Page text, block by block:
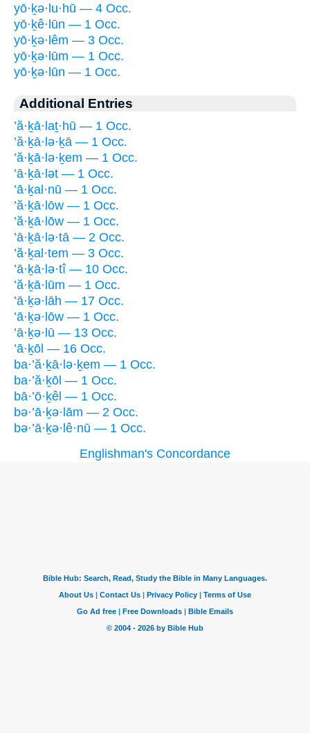
yō·ḵə·lu·hū — 4 Occ.
yō·ḵê·lūn — 1 Occ.
yō·ḵə·lêm — 3 Occ.
yō·ḵə·lūm — 1 Occ.
yō·ḵə·lūn — 1 Occ.
Additional Entries
’ă·ḵā·laṯ·hū — 1 Occ.
’ă·ḵā·lə·ḵā — 1 Occ.
’ă·ḵā·lə·ḵem — 1 Occ.
’ā·ḵā·lət — 1 Occ.
’ā·ḵal·nū — 1 Occ.
’ă·ḵā·lōw — 1 Occ.
’ă·ḵā·lōw — 1 Occ.
’ā·ḵā·lə·tā — 2 Occ.
’ă·ḵal·tem — 3 Occ.
’ā·ḵā·lə·tî — 10 Occ.
’ă·ḵā·lūm — 1 Occ.
’ā·ḵə·lāh — 17 Occ.
’ā·ḵə·lōw — 1 Occ.
’ā·ḵə·lū — 13 Occ.
’ā·ḵōl — 16 Occ.
ba·’ă·ḵā·lə·ḵem — 1 Occ.
ba·’ă·ḵōl — 1 Occ.
bā·’ō·ḵêl — 1 Occ.
bə·’ā·ḵə·lām — 2 Occ.
bə·’ā·ḵə·lê·nū — 1 Occ.
Englishman's Concordance